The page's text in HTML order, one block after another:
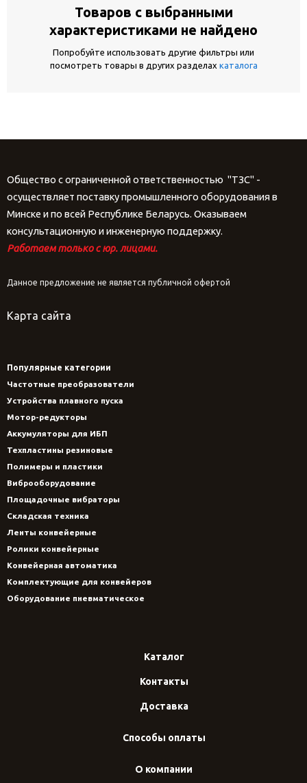
Товаров с выбранными
характеристиками не найдено
Попробуйте использовать другие фильтры или
посмотреть товары в других разделах каталога
Общество с ограниченной ответственностью "ТЗС" -
осуществляет поставку промышленного оборудования в
Минске и по всей Республике Беларусь. Оказываем
консультационную и инженерную поддержку.
Работаем только с юр. лицами.
Данное предложение не является публичной офертой
Карта сайта
Популярные категории
Частотные преобразователи
Устройства плавного пуска
Мотор-редукторы
Аккумуляторы для ИБП
Техпластины резиновые
Полимеры и пластики
Виброоборудование
Площадочные вибраторы
Складская техника
Ленты конвейерные
Ролики конвейерные
Конвейерная автоматика
Комплектующие для конвейеров
Оборудование пневматическое
Каталог
Контакты
Доставка
Способы оплаты
О компании